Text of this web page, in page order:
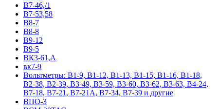
В7-46,/1
В7-53,58
В8-7
В8-8
В9-12
В9-5
ВК3-61,А
вк7-9
Вольтметры: В1-9, В1-12, В1-13, В1-15, В1-16, В1-18,
В2-38, В2-39, В3-49, В3-59, В3-60, В3-62, В3-63, В4-24,
В7-18, В7-21, В7-21А, В7-34, В7-39 и другие
ВПО-3